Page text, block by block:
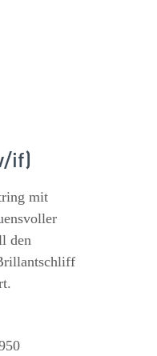
if)
mit
den